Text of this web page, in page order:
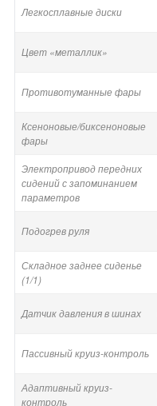
Легкосплавные диски
Цвет «металлик»
Противотуманные фары
Ксеноновые/биксеноновые
фары
Электропривод передних
сидений с запоминанием
параметров
Подогрев руля
Складное заднее сиденье
(1/1)
Датчик давления в шинах
Пассивный круиз-контроль
Адаптивный круиз-
контроль